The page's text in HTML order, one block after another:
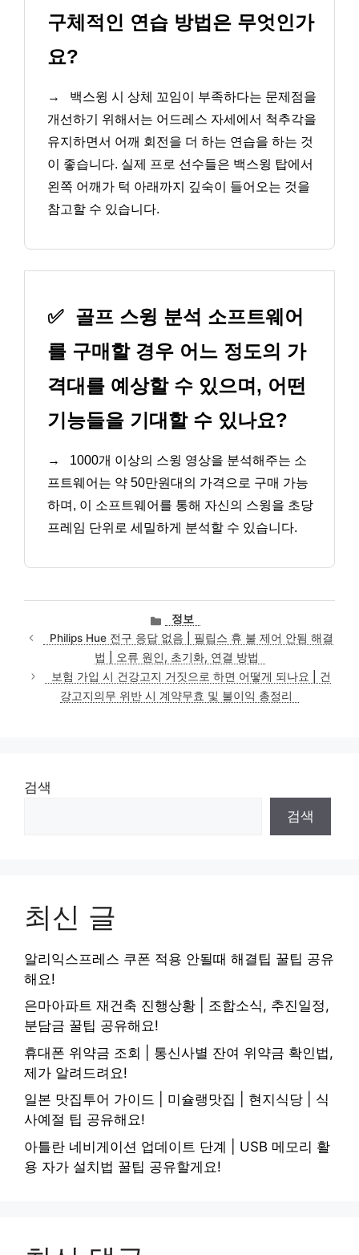
구체적인 연습 방법은 무엇인가
요?
→
백스윙 시 상체 꼬임이 부족하다는 문제점을
개선하기 위해서는 어드레스 자세에서 척추각을
유지하면서 어깨 회전을 더 하는 연습을 하는 것
이 좋습니다. 실제 프로 선수들은 백스윙 탑에서
왼쪽 어깨가 턱 아래까지 깊숙이 들어오는 것을
참고할 수 있습니다.
✅ 골프 스윙 분석 소프트웨어
를 구매할 경우 어느 정도의 가
격대를 예상할 수 있으며, 어떤
기능들을 기대할 수 있나요?
→
1000개 이상의 스윙 영상을 분석해주는 소
프트웨어는 약 50만원대의 가격으로 구매 가능
하며, 이 소프트웨어를 통해 자신의 스윙을 초당
프레임 단위로 세밀하게 분석할 수 있습니다.
카
테
고
리
정보
Philips Hue 전구 응답 없음 | 필립스 휴 불 제어 안됨 해결
법 | 오류 원인, 초기화, 연결 방법
보험 가입 시 건강고지 거짓으로 하면 어떻게 되나요 | 건
강고지의무 위반 시 계약무효 및 불이익 총정리
검색
검색
최신 글
알리익스프레스 쿠폰 적용 안될때 해결팁 꿀팁 공유
해요!
은마아파트 재건축 진행상황 | 조합소식, 추진일정,
분담금 꿀팁 공유해요!
휴대폰 위약금 조회 | 통신사별 잔여 위약금 확인법,
제가 알려드려요!
일본 맛집투어 가이드 | 미슐랭맛집 | 현지식당 | 식
사예절 팁 공유해요!
아틀란 네비게이션 업데이트 단계 | USB 메모리 활
용 자가 설치법 꿀팁 공유할게요!